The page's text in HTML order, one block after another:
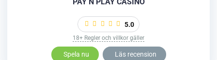
5.0
18+ Regler och villkor gäller
Spela nu Läs recension